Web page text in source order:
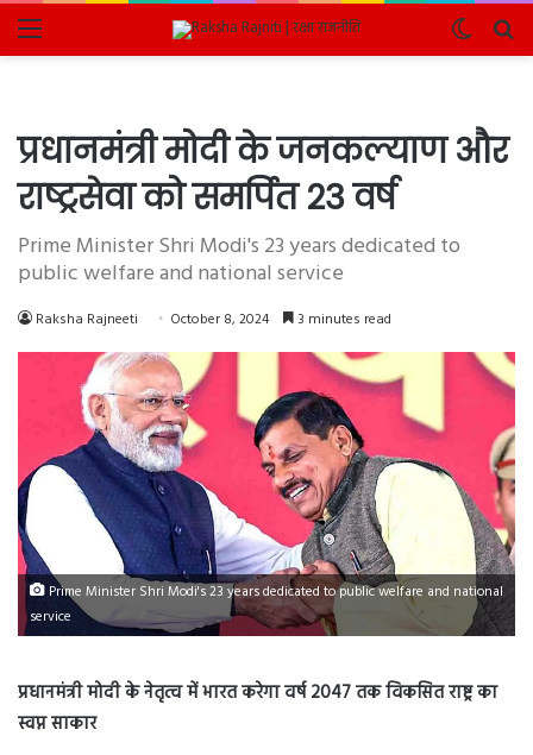
Menu
Switch
skin
प्रधानमंत्री मोदी के जनकल्याण और
राष्ट्रसेवा को समर्पित 23 वर्ष
Prime Minister Shri Modi's 23 years dedicated to
public welfare and national service
Raksha Rajneeti October 8, 2024 3 minutes read
Prime Minister Shri Modi's 23 years dedicated to public welfare and national
service
प्रधानमंत्री मोदी के नेतृत्व में भारत करेगा वर्ष 2047 तक विकसित राष्ट्र का
स्वप्न साकार